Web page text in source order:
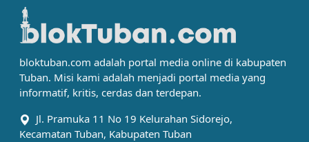
bloktuban.com adalah portal media online di kabupaten
Tuban. Misi kami adalah menjadi portal media yang
informatif, kritis, cerdas dan terdepan.
Jl. Pramuka 11 No 19 Kelurahan Sidorejo,
Kecamatan Tuban, Kabupaten Tuban